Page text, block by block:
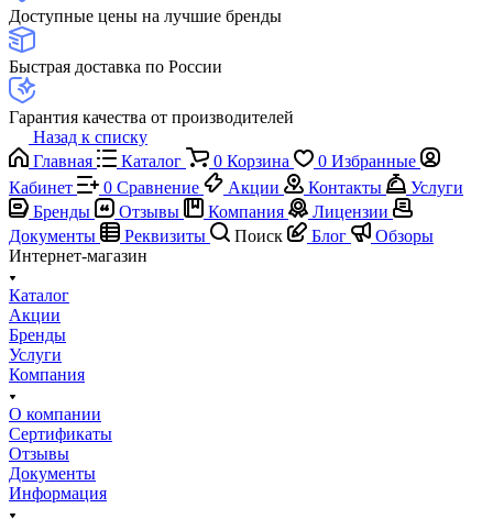
Доступные цены на лучшие бренды
Быстрая доставка по России
Гарантия качества от производителей
Назад к списку
Главная
Каталог 0 Корзина 0 Избранные
Кабинет
0 Сравнение Акции Контакты
Услуги
Бренды
Отзывы Компания
Лицензии
Документы
Реквизиты Поиск Блог
Обзоры
Интернет-магазин
Каталог
Акции
Бренды
Услуги
Компания
О компании
Сертификаты
Отзывы
Документы
Информация